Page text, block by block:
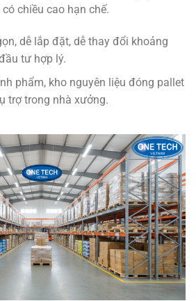
chiều cao hạn chế.
dễ lắp đặt, dễ thay đổi khoảng
tư hợp lý.
phẩm, kho nguyên liệu đóng pallet
trợ trong nhà xưởng.